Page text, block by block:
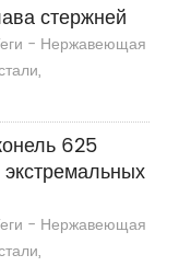
стержней
- Нержавеющая
625
- Нержавеющая